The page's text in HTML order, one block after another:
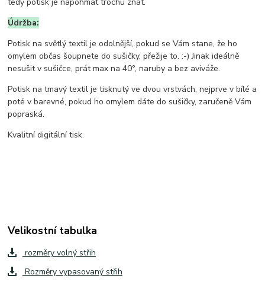
Údržba:
Potisk na světlý textil je odolnější, pokud se Vám stane, že ho
omylem občas šoupnete do sušičky, přežije to. :-) Jinak ideálně
nesušit v sušičce, prát max na 40°, naruby a bez aviváže.
Potisk na tmavý textil je tisknutý ve dvou vrstvách, nejprve v bílé a
poté v barevné, pokud ho omylem dáte do sušičky, zaručeně Vám
popraská.
Kvalitní digitální tisk.
Velikostní tabulka
rozměry volný střih
Rozměry vypasovaný střih